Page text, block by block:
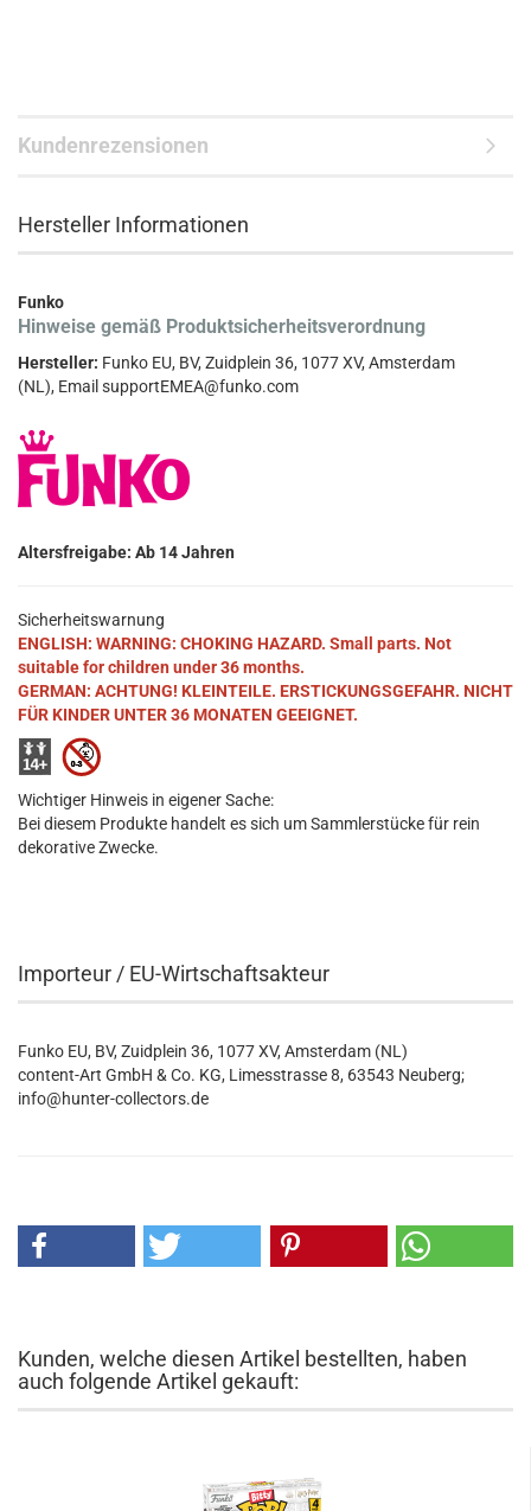
Kundenrezensionen
Hersteller Informationen
Funko
Hinweise gemäß Produktsicherheitsverordnung
Hersteller: Funko EU, BV, Zuidplein 36, 1077 XV, Amsterdam
(NL), Email supportEMEA@funko.com
Altersfreigabe: Ab 14 Jahren
Sicherheitswarnung
ENGLISH: WARNING: CHOKING HAZARD. Small parts. Not
suitable for children under 36 months.
GERMAN: ACHTUNG! KLEINTEILE. ERSTICKUNGSGEFAHR. NICHT
FÜR KINDER UNTER 36 MONATEN GEEIGNET.
Wichtiger Hinweis in eigener Sache:
Bei diesem Produkte handelt es sich um Sammlerstücke für rein
dekorative Zwecke.
Importeur / EU-Wirtschaftsakteur
Funko EU, BV, Zuidplein 36, 1077 XV, Amsterdam (NL)
content-Art GmbH & Co. KG, Limesstrasse 8, 63543 Neuberg;
info@hunter-collectors.de
Kunden, welche diesen Artikel bestellten, haben
auch folgende Artikel gekauft: